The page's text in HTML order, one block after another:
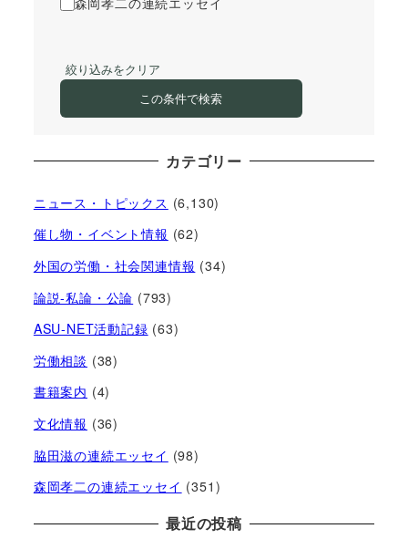
絞り込みをクリア
この条件で検索
カテゴリー
ニュース・トピックス (6,130)
催し物・イベント情報 (62)
外国の労働・社会関連情報 (34)
論説-私論・公論 (793)
ASU-NET活動記録 (63)
労働相談 (38)
書籍案内 (4)
文化情報 (36)
脇田滋の連続エッセイ (98)
森岡孝二の連続エッセイ (351)
最近の投稿